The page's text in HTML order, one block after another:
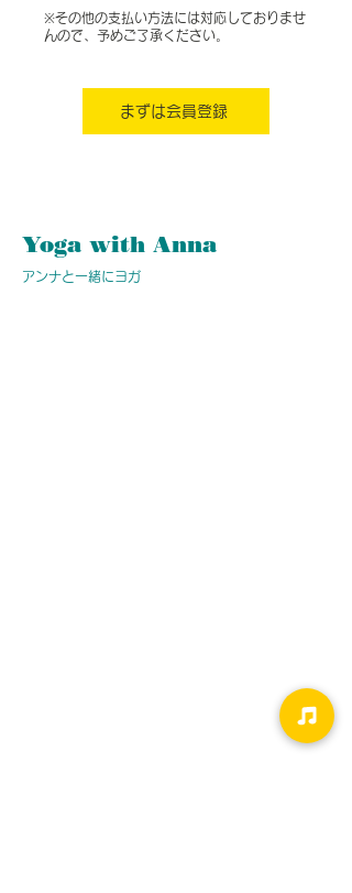
※その他の支払い方法には対応しておりませ
んので、予めご了承ください。
まずは会員登録
Yoga with Anna
​アンナと一緒にヨガ